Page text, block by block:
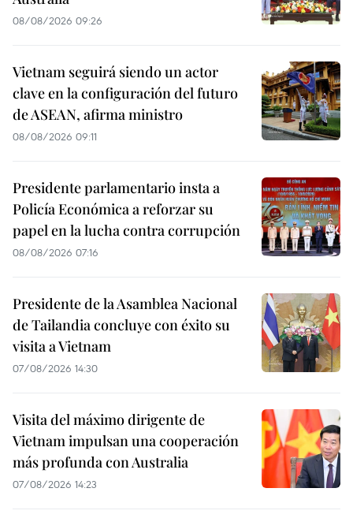
08/08/2026 09:26
Vietnam seguirá siendo un actor
clave en la configuración del futuro
de ASEAN, afirma ministro
08/08/2026 09:11
Presidente parlamentario insta a
Policía Económica a reforzar su
papel en la lucha contra corrupción
08/08/2026 07:16
Presidente de la Asamblea Nacional
de Tailandia concluye con éxito su
visita a Vietnam
07/08/2026 14:30
Visita del máximo dirigente de
Vietnam impulsan una cooperación
más profunda con Australia
07/08/2026 14:23